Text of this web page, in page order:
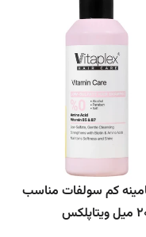
کم سولفات مناسب